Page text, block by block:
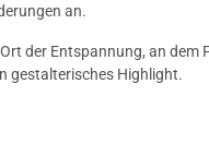
an.
der Entspannung, an dem
gestalterisches Highlight.